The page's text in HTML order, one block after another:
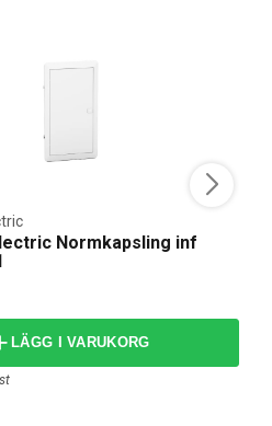
Normkapsling inf
LÄGG I VARUKORG